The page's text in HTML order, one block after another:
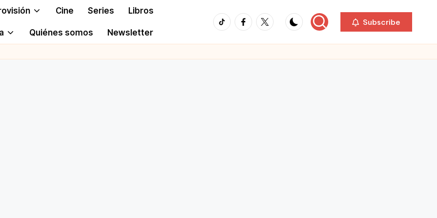
Cine Series Libros
Quiénes somos Newsletter
TikTokFacebook
Twitter Subscribe